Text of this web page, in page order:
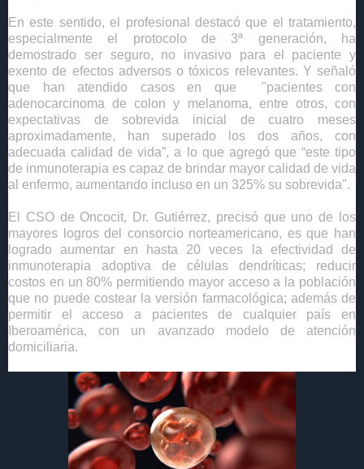
En este sentido, el profesional destacó que el tratamiento,
especialmente el protocolo de 3ª generación, ha
demostrado ser seguro, no invasivo para el paciente y
exento de efectos adversos o tóxicos relevantes. Y señaló
que han atendido casos en que
"pacientes con
adenocarcinoma de colon y melanoma, entre otros, con
expectativas de sobrevida inicial de cuatro meses
aproximadamente, han superado los dos años, con
adecuada calidad de vida”, a lo que agregó que “este tipo
de inmunoterapia es capaz de brindar mayor calidad de vida
al enfermo, aumentando incluso en un 325% su sobrevida".
El CSO de Oncocit, Dr. Gutiérrez, precisó que uno de los
mayores logros del consorcio norteamericano, es que han
logrado aumentar en hasta 20 veces la efectividad de
inmunoterapia adoptiva de células dendríticas; reducir
costos en un 80% permitiendo mayor acceso a la población
que no puede costear laversión farmacológica; además de
permitir el acceso a pacientes de cualquier país en
Iberoamérica, con un avanzado modelo de atención
domiciliaria.